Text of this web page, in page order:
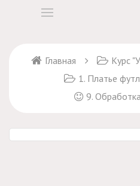
Главная
Курс
1. Платье футляр
9. Обработка срезов